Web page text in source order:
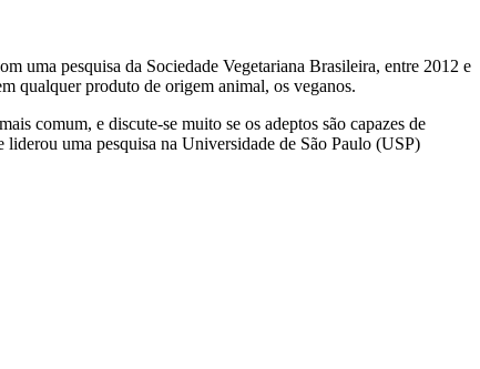
uma pesquisa da Sociedade Vegetariana Brasileira, entre 2012 e
qualquer produto de origem animal, os veganos.
comum, e discute-se muito se os adeptos são capazes de
uma pesquisa na Universidade de São Paulo (USP)